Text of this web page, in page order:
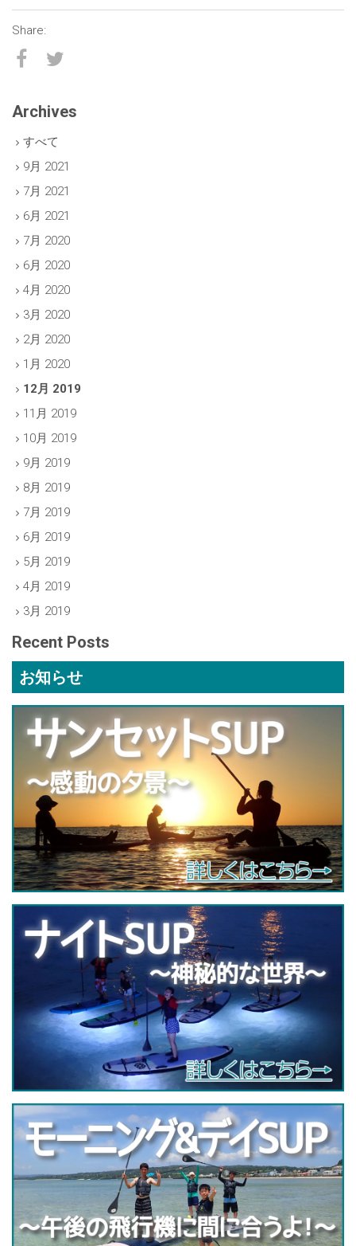
Archives
すべて
9月 2021
7月 2021
6月 2021
7月 2020
6月 2020
4月 2020
3月 2020
2月 2020
1月 2020
12月 2019
11月 2019
10月 2019
9月 2019
8月 2019
7月 2019
6月 2019
5月 2019
4月 2019
3月 2019
Recent Posts
お知らせ